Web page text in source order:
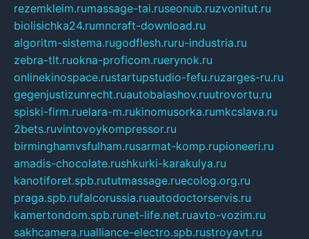
rezemkleim.rumassage-tai.ruseonub.ruzvonitut.ru
biolisichka24.rumncraft-download.ru
algoritm-sistema.rugodflesh.ruru-industria.ru
zebra-tlt.ruokna-proficom.ruerynok.ru
onlinekinospace.rustartupstudio-fefu.ruzarges-ru.ru
gegenjustizunrecht.ruautobalashov.ruutrovortu.ru
spiski-firm.ruelara-m.rukinomusorka.rumkcslava.ru
2bets.ruvintovoykompressor.ru
birminghamvsfulham.rusarmat-komp.rupioneeri.ru
amadis-chocolate.rushkurki-karakulya.ru
kanotiforet.spb.rututmassage.ruecolog.org.ru
praga.spb.rufalcorussia.ruautodoctorservis.ru
kamertondom.spb.runet-life.net.ruavto-vozim.ru
sakhcamera.rualliance-electro.spb.rustroyavt.ru